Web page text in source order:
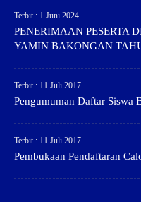
Terbit : 1 Juni 2024
PENERIMAAN PESERTA
YAMIN BAKONGAN
Terbit : 11 Juli 2017
Pengumuman Daftar Siswa
Terbit : 11 Juli 2017
Pembukaan Pendaftaran